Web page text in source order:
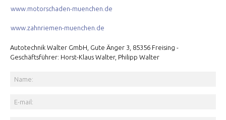
www.motorschaden-muenchen.de
www.zahnriemen-muenchen.de
Autotechnik Walter GmbH, Gute Änger 3, 85356 Freising -
Geschäftsführer: Horst-Klaus Walter, Philipp Walter